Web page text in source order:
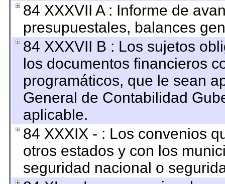
84 XXXVII A : Informe de
presupuestales, balances
84 XXXVII B : Los sujetos
los documentos financieros
programáticos, que le sean
General de Contabilidad
aplicable.
84 XXXIX - : Los convenios
otros estados y con los
seguridad nacional o